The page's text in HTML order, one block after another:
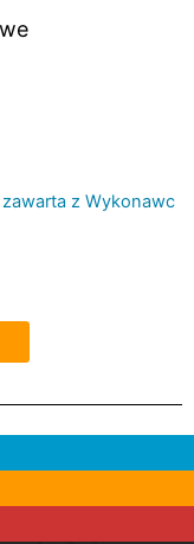
z Wykonawc